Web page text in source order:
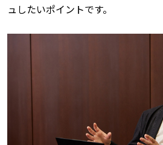
ュしたいポイントです。